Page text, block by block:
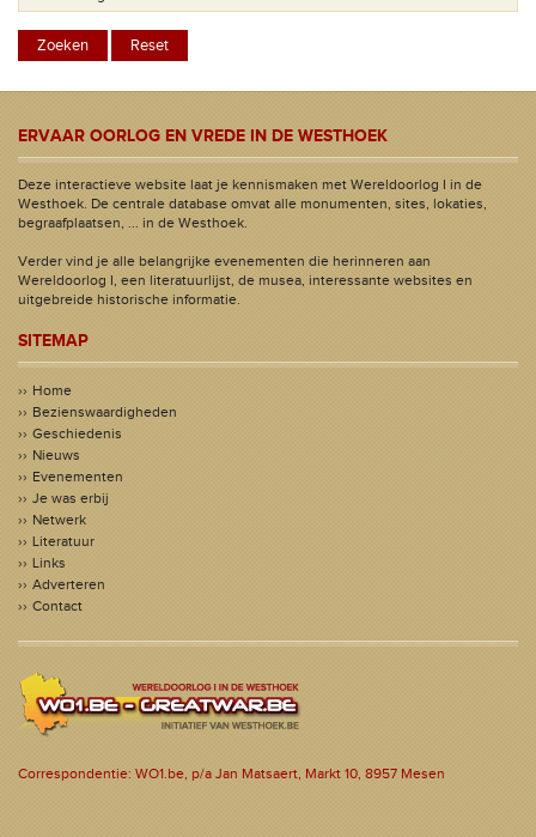
ERVAAR OORLOG EN VREDE IN DE WESTHOEK
Deze interactieve website laat je kennismaken met Wereldoorlog I in de
Westhoek. De centrale database omvat alle monumenten, sites, lokaties,
begraafplaatsen, ... in de Westhoek.
Verder vind je alle belangrijke evenementen die herinneren aan
Wereldoorlog I, een literatuurlijst, de musea, interessante websites en
uitgebreide historische informatie.
SITEMAP
Home
Bezienswaardigheden
Geschiedenis
Nieuws
Evenementen
Je was erbij
Netwerk
Literatuur
Links
Adverteren
Contact
Correspondentie: WO1.be, p/a Jan Matsaert, Markt 10, 8957 Mesen